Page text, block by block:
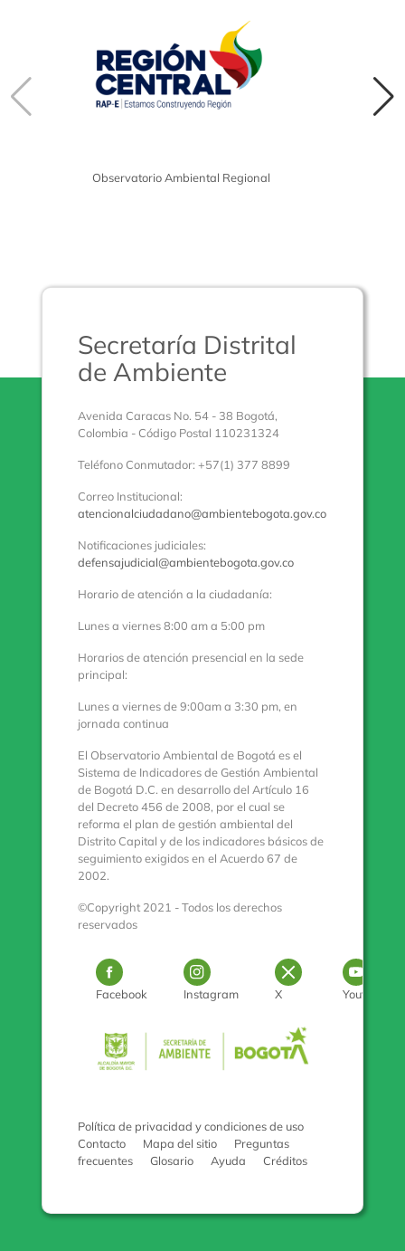
Observatorio Ambiental Regional
Secretaría Distrital
de Ambiente
Avenida Caracas No. 54 - 38 Bogotá,
Colombia - Código Postal 110231324
Teléfono Conmutador: +57(1) 377 8899
Correo Institucional:
atencionalciudadano@ambientebogota.gov.co
Notificaciones judiciales:
defensajudicial@ambientebogota.gov.co
Horario de atención a la ciudadanía:
Lunes a viernes 8:00 am a 5:00 pm
Horarios de atención presencial en la sede
principal:
Lunes a viernes de 9:00am a 3:30 pm, en
jornada continua
El Observatorio Ambiental de Bogotá es el
Sistema de Indicadores de Gestión Ambiental
de Bogotá D.C. en desarrollo del Artículo 16
del Decreto 456 de 2008, por el cual se
reforma el plan de gestión ambiental del
Distrito Capital y de los indicadores básicos de
seguimiento exigidos en el Acuerdo 67 de
2002.
©Copyright 2021 - Todos los derechos
reservados
Facebook Logo Facebook
InstagramLogo Instagram
XLogo TwitterYoutube
Política de privacidad y condiciones de uso
Contacto
Mapa del sitio
Preguntas
frecuentes
Glosario Ayuda Créditos